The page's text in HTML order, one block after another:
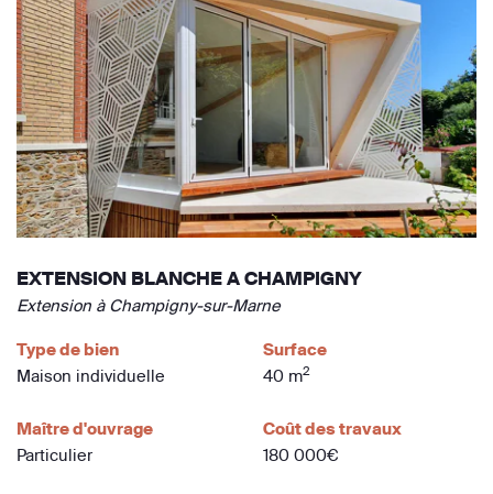
EXTENSION BLANCHE A CHAMPIGNY
Extension à Champigny-sur-Marne
Type de bien
Maison individuelle
Surface
40 m2
Maître d'ouvrage
Particulier
Coût des travaux
180 000€